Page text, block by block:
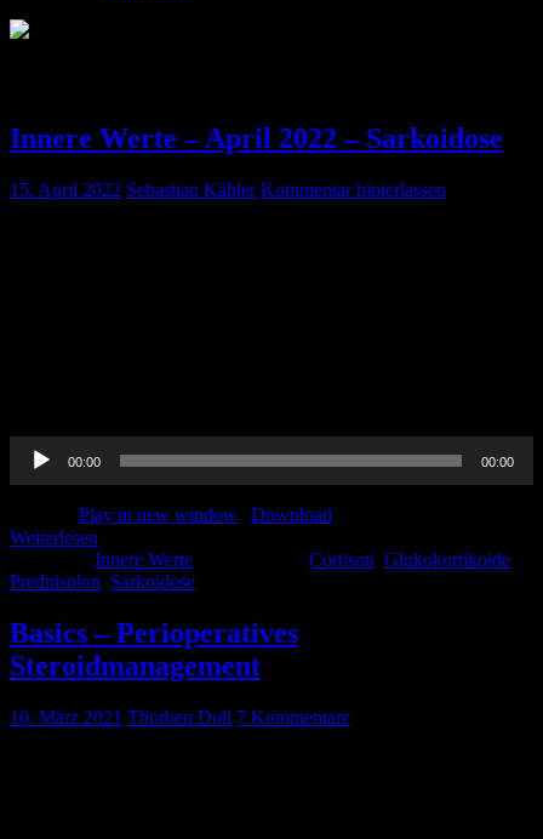
Innere Werte – April 2022 – Sarkoidose
15. April 2022 Sebastian Käbler Kommentar hinterlassen
Audio-
Player
00:00 00:00
Play in new window
Download
Weiterlesen
Innere Werte Cortison Glukokortikoide
Prednisolon Sarkoidose
Basics – Perioperatives
Steroidmanagement
10. März 2021 Thorben Doll 7 Kommentare